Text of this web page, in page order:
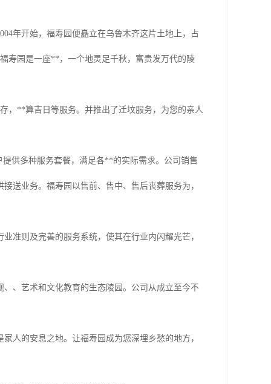
年开始，福寿园便矗立在乌鲁木齐这片土地上，占
寿园是一座**，一个地灵足千秋，富贵发万代的陵
，**算吉日等服务。并推出了迁坟服务，为您的亲人
供多种服务套餐，满足各**的实际需求。公司销售
送业务。福寿园以售前、售中、售后丧葬服务为，
准则及完善的服务系统，使其在行业内闪耀光芒，
、艺术和文化教育的生态陵园。公司从成立至今不
人的安息之地。让福寿园成为您深埋乡愁的地方，